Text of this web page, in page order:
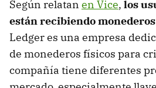
Según relatan en Vice, los
están recibiendo
Ledger es una empresa
de monederos físicos para
compañía tiene diferentes